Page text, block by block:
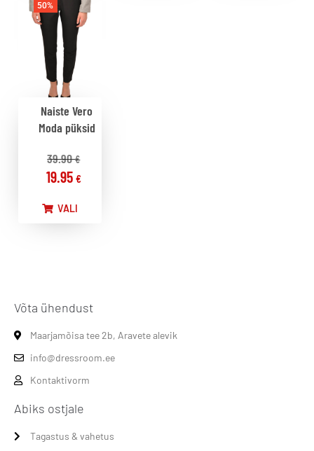
50%
Naiste Vero
Moda püksid
39.90€
19.95 €
VALI
Võta ühendust
Maarjamõisa tee 2b, Aravete alevik
info@dressroom.ee
Kontaktivorm
Abiks ostjale
Tagastus & vahetus